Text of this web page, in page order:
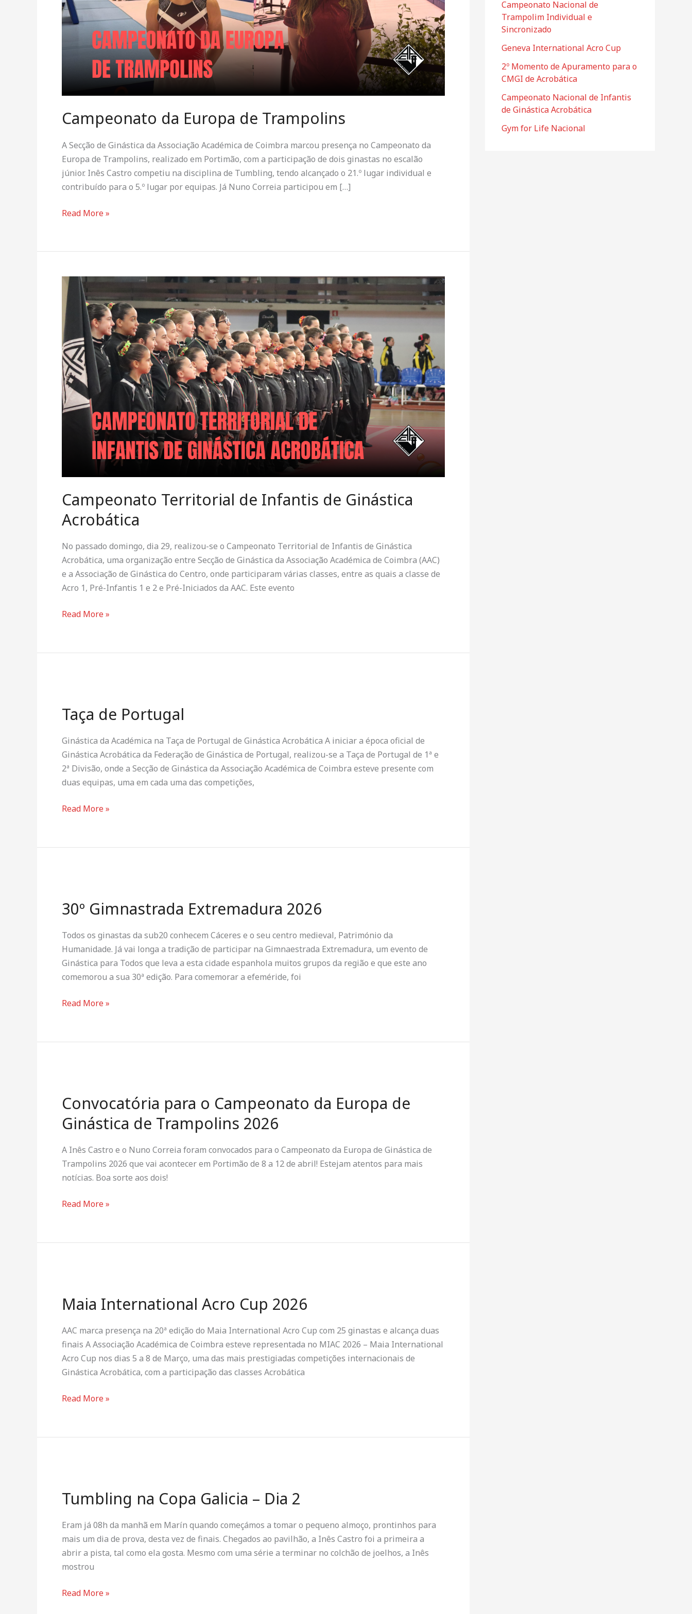
Campeonato da Europa de Trampolins
A Secção de Ginástica da Associação Académica de Coimbra marcou presença no Campeonato da
Europa de Trampolins, realizado em Portimão, com a participação de dois ginastas no escalão
júnior. Inês Castro competiu na disciplina de Tumbling, tendo alcançado o 21.º lugar individual e
contribuído para o 5.º lugar por equipas. Já Nuno Correia participou em […]
Read More »
Campeonato Territorial de Infantis de Ginástica
Acrobática
No passado domingo, dia 29, realizou-se o Campeonato Territorial de Infantis de Ginástica
Acrobática, uma organização entre Secção de Ginástica da Associação Académica de Coimbra (AAC)
e a Associação de Ginástica do Centro, onde participaram várias classes, entre as quais a classe de
Acro 1, Pré-Infantis 1 e 2 e Pré-Iniciados da AAC. Este evento
Campeonato
Territorial
de
Infantis
de
Ginástica
Acrobática
Read More »
Taça de Portugal
Ginástica da Académica na Taça de Portugal de Ginástica Acrobática A iniciar a época oficial de
Ginástica Acrobática da Federação de Ginástica de Portugal, realizou-se a Taça de Portugal de 1ª e
2ª Divisão, onde a Secção de Ginástica da Associação Académica de Coimbra esteve presente com
duas equipas, uma em cada uma das competições,
Portugal
Read More »
30º Gimnastrada Extremadura 2026
Todos os ginastas da sub20 conhecem Cáceres e o seu centro medieval, Património da
Humanidade. Já vai longa a tradição de participar na Gimnaestrada Extremadura, um evento de
Ginástica para Todos que leva a esta cidade espanhola muitos grupos da região e que este ano
comemorou a sua 30ª edição. Para comemorar a efeméride, foi
Extremadura
Read More »
Convocatória para o Campeonato da Europa de
Ginástica de Trampolins 2026
A Inês Castro e o Nuno Correia foram convocados para o Campeonato da Europa de Ginástica de
Trampolins 2026 que vai acontecer em Portimão de 8 a 12 de abril! Estejam atentos para mais
notícias. Boa sorte aos dois!
o
Campeonato
da
de
Ginástica
de
Trampolins
Read More »
Maia International Acro Cup 2026
AAC marca presença na 20ª edição do Maia International Acro Cup com 25 ginastas e alcança duas
finais A Associação Académica de Coimbra esteve representada no MIAC 2026 – Maia International
Acro Cup nos dias 5 a 8 de Março, uma das mais prestigiadas competições internacionais de
Ginástica Acrobática, com a participação das classes Acrobática
Acro
2026
Read More »
Tumbling na Copa Galicia – Dia 2
Eram já 08h da manhã em Marín quando começámos a tomar o pequeno almoço, prontinhos para
mais um dia de prova, desta vez de finais. Chegados ao pavilhão, a Inês Castro foi a primeira a
abrir a pista, tal como ela gosta. Mesmo com uma série a terminar no colchão de joelhos, a Inês
mostrou
Copa
–
Dia
2
Read More »
o
r
:
Campeonato Nacional de
Trampolim Individual e
Sincronizado
Geneva International Acro Cup
2º Momento de Apuramento para o
CMGI de Acrobática
Campeonato Nacional de Infantis
de Ginástica Acrobática
Gym for Life Nacional